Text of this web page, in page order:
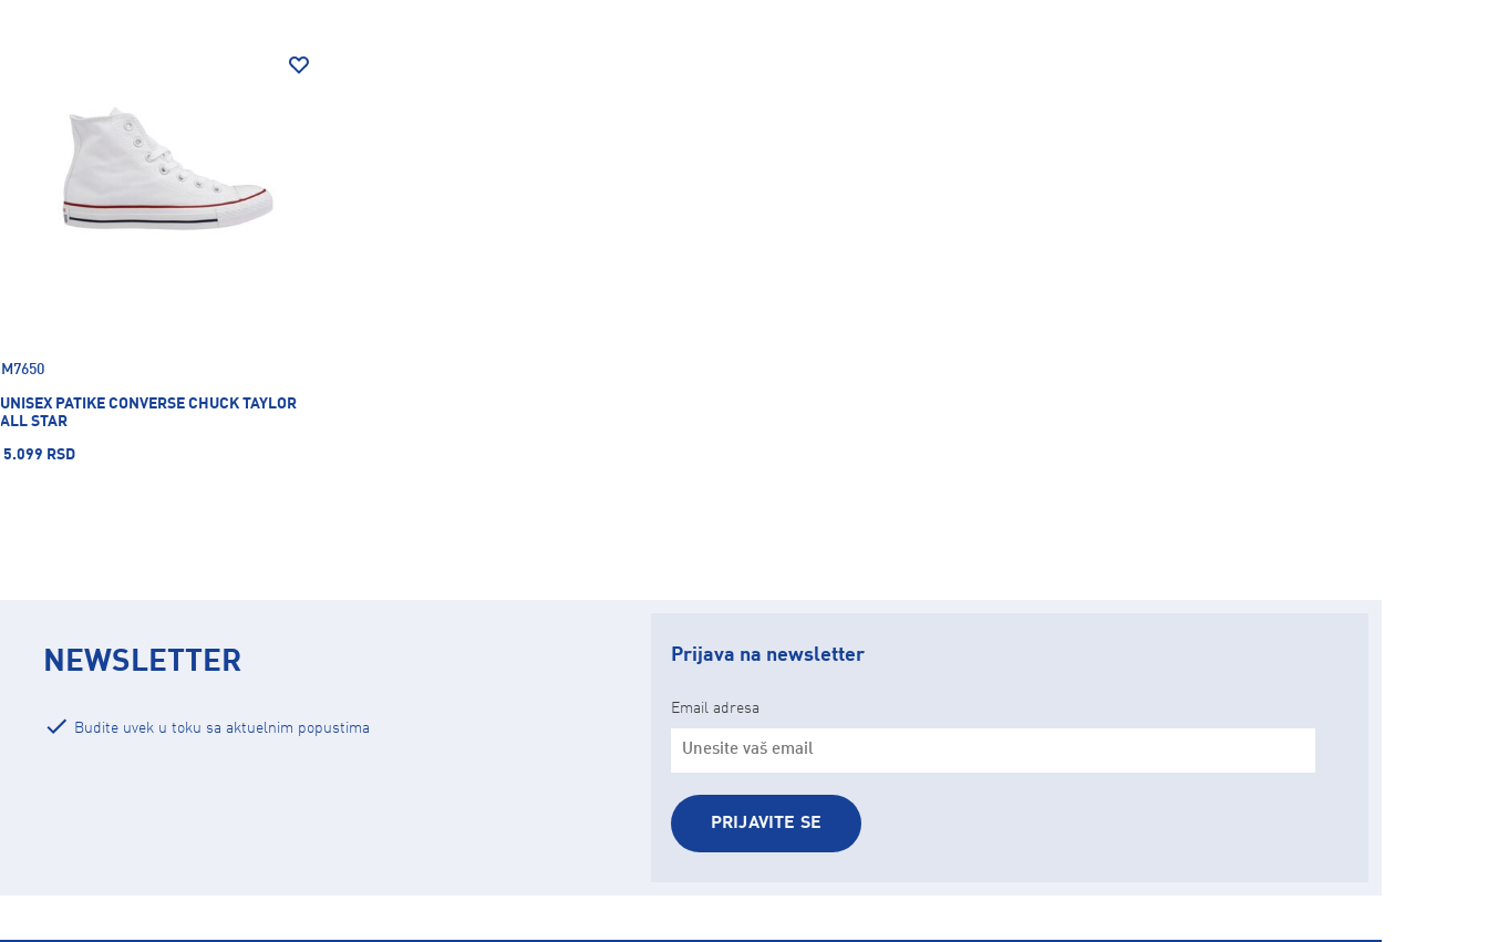
M7650
UNISEX PATIKE CONVERSE CHUCK TAYLOR
ALL STAR
5.099 RSD
NEWSLETTER
Budite uvek u toku sa aktuelnim popustima
Prijava na newsletter
Email adresa
PRIJAVITE SE